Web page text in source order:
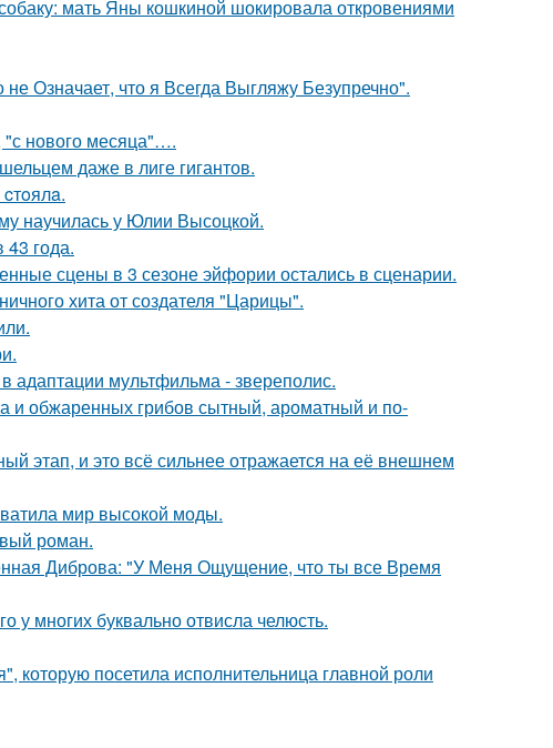
мать Яны кошкиной шокировала откровениями
Означает, что я Всегда Выгляжу Безупречно".
"с нового месяца"….
даже в лиге гигантов.
научилась у Юлии Высоцкой.
43 года.
сцены в 3 сезоне эйфории остались в сценарии.
хита от создателя "Царицы".
адаптации мультфильма - звереполис.
и обжаренных грибов сытный, ароматный и по-
этап, и это всё сильнее отражается на её внешнем
мир высокой моды.
роман.
Диброва: "У Меня Ощущение, что ты все Время
у многих буквально отвисла челюсть.
посетила исполнительница главной роли